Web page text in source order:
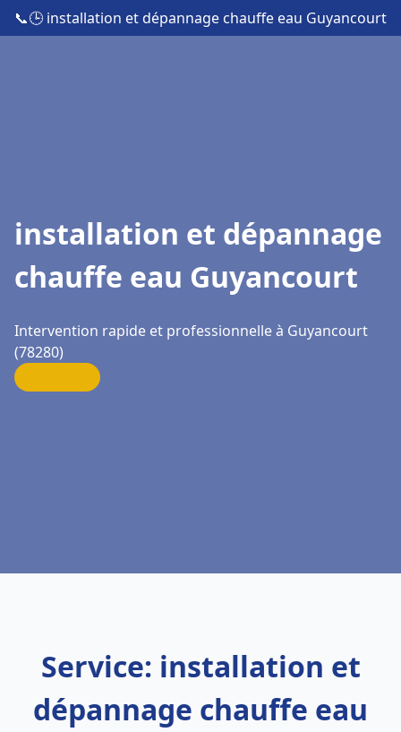
📞🕒 installation et dépannage chauffe eau Guyancourt
installation et dépannage
chauffe eau Guyancourt
Intervention rapide et professionnelle à Guyancourt
(78280)
Service: installation et
dépannage chauffe eau